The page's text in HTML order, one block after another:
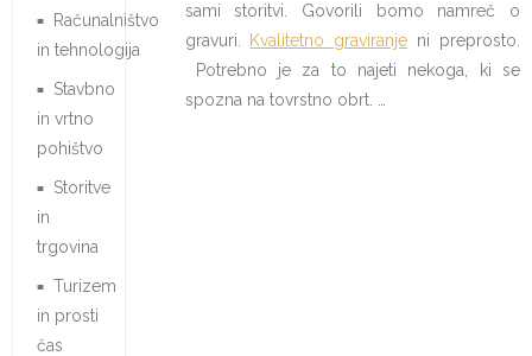
sami storitvi. Govorili bomo namreč o
gravuri. Kvalitetno graviranje ni preprosto.
Potrebno je za to najeti nekoga, ki se
spozna na tovrstno obrt. …
Računalništvo
in tehnologija
Stavbno
in vrtno
pohištvo
Storitve
in
trgovina
Turizem
in prosti
čas